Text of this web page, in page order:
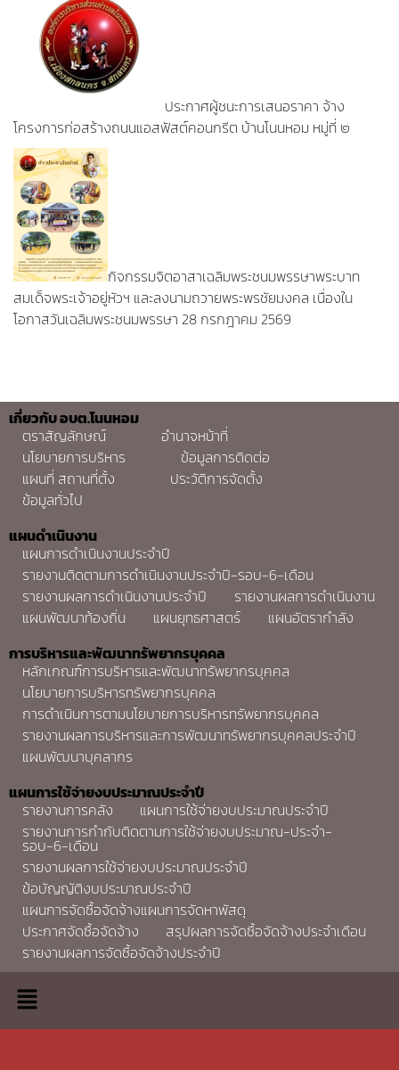
ประกาศผู้ชนะการเสนอราคา จ้าง
โครงการก่อสร้างถนนแอสฟัสต์คอนกรีต บ้านโนนหอม หมู่ที่ ๒
กิจกรรมจิตอาสาเฉลิมพระชนมพรรษาพระบาท
สมเด็จพระเจ้าอยู่หัวฯ และลงนามถวายพระพรชัยมงคล เนื่องใน
โอกาสวันเฉลิมพระชนมพรรษา 28 กรกฎาคม 2569
เกี่ยวกับ อบต.โนนหอม
ตราสัญลักษณ์
อำนาจหน้าที่
นโยบายการบริหาร
ข้อมูลการติดต่อ
แผนที่ สถานที่ตั้ง
ประวัติการจัดตั้ง
ข้อมูลทั่วไป
แผนดำเนินงาน
แผนการดำเนินงานประจำปี
รายงานติดตามการดำเนินงานประจำปี-รอบ-6-เดือน
รายงานผลการดำเนินงานประจำปี
รายงานผลการดำเนินงาน
แผนพัฒนาท้องถิ่น
แผนยุทธศาสตร์
แผนอัตรากำลัง
การบริหารและพัฒนาทรัพยากรบุคคล
หลักเกณฑ์การบริหารและพัฒนาทรัพยากรบุคคล
นโยบายการบริหารทรัพยากรบุคคล
การดำเนินการตามนโยบายการบริหารทรัพยากรบุคคล
รายงานผลการบริหารและการพัฒนาทรัพยากรบุคคลประจำปี
แผนพัฒนาบุคลากร
แผนการใช้จ่ายงบประมาณประจำปี
รายงานการคลัง
แผนการใช้จ่ายงบประมาณประจำปี
รายงานการกำกับติดตามการใช้จ่ายงบประมาณ-ประจำ-
รอบ-6-เดือน
รายงานผลการใช้จ่ายงบประมาณประจำปี
ข้อบัญญัติงบประมาณประจำปี
แผนการจัดซื้อจัดจ้างแผนการจัดหาพัสดุ
ประกาศจัดซื้อจัดจ้าง
สรุปผลการจัดซื้อจัดจ้างประจำเดือน
รายงานผลการจัดซื้อจัดจ้างประจำปี